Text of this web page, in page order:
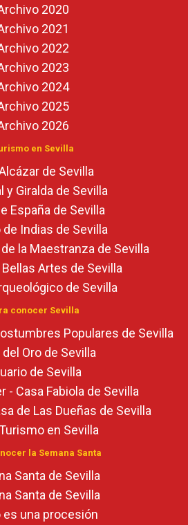
2020
2021
2022
2023
2024
2025
2026
en Sevilla
de Sevilla
y Giralda de Sevilla
España de Sevilla
Indias de Sevilla
la Maestranza de Sevilla
Artes de Sevilla
de Sevilla
conocer Sevilla
Populares de Sevilla
Oro de Sevilla
de Sevilla
- Casa Fabiola de Sevilla
de Las Dueñas de Sevilla
en Sevilla
la Semana Santa
Santa de Sevilla
Santa de Sevilla
es una procesión